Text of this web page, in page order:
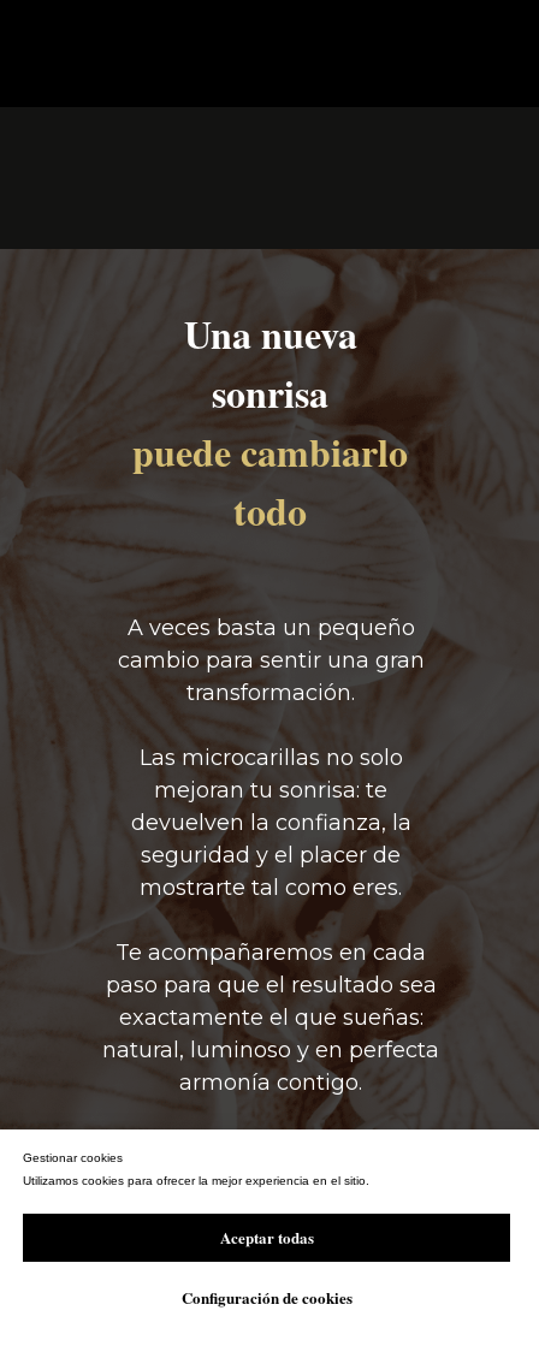
Una nueva
sonrisa
puede cambiarlo
todo
A veces basta un pequeño
cambio para sentir una gran
transformación.
Las microcarillas no solo
mejoran tu sonrisa: te
devuelven la confianza, la
seguridad y el placer de
mostrarte tal como eres.
Te acompañaremos en cada
paso para que el resultado sea
exactamente el que sueñas:
natural, luminoso y en perfecta
armonía contigo.
Gestionar cookies
Utilizamos cookies para ofrecer la mejor experiencia en el sitio.
Aceptar todas
Configuración de cookiesWhatsApp